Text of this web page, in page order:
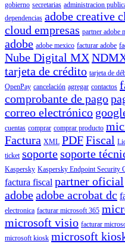
gobierno secretarias administracion
dependencias adobe creative
cloud empresas partner adobe
adobe adobe mexico facturar adobe
Nube Digital MX
tarjeta de crédito tarjeta de
OpenPay cancelación agregar contactos
comprobante de pago
correo electrónico
cuentas comprar comprar producto
Factura XML PDFFiscal
ticket soportesoporte
Kaspersky Kaspersky Endpoint Security
factura fiscal partner oficial
adobeadobe acrobat dc
electronica facturar microsoft 365
microsoft visio facturar
microsoft kiosk microsoft